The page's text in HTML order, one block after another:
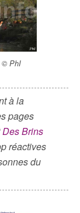
© PhI
à la
pages
Des Brins
réactives
du